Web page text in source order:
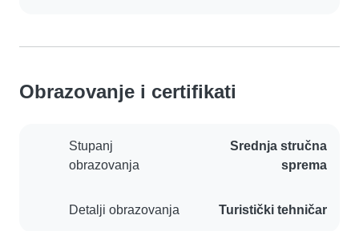
Obrazovanje i certifikati
Stupanj
obrazovanja
Srednja stručna
sprema
Detalji obrazovanja Turistički tehničar